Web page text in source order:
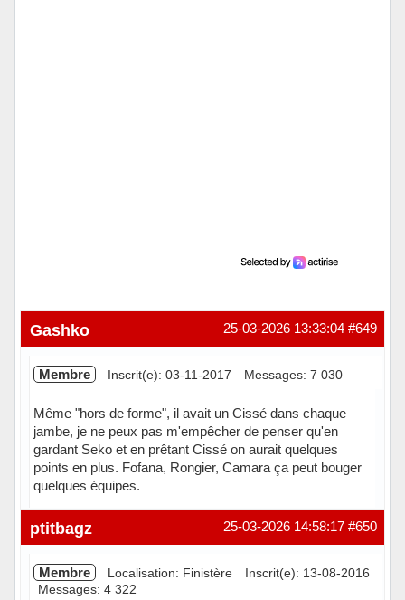
#649
25-03-2026 13:33:04
Gashko
Membre Inscrit(e): 03-11-2017 Messages: 7 030
Même "hors de forme", il avait un Cissé dans chaque
jambe, je ne peux pas m'empêcher de penser qu'en
gardant Seko et en prêtant Cissé on aurait quelques
points en plus. Fofana, Rongier, Camara ça peut bouger
quelques équipes.
Hors ligne #650
25-03-2026 14:58:17
ptitbagz
Membre Localisation: Finistère
Inscrit(e): 13-08-2016
Messages: 4 322